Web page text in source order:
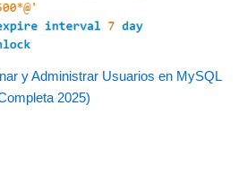
y Administrar Usuarios en MySQL
2025)